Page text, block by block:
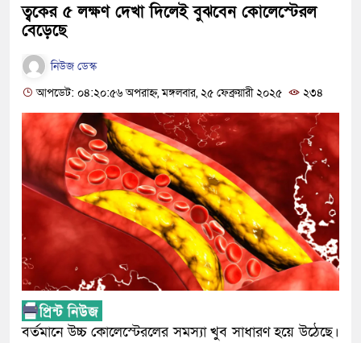
ত্বকের ৫ লক্ষণ দেখা দিলেই বুঝবেন কোলেস্টেরল
বেড়েছে
নিউজ ডেস্ক
আপডেট: ০৪:২০:৫৬ অপরাহ্ন, মঙ্গলবার, ২৫ ফেব্রুয়ারী ২০২৫
২৩৪
বর্তমানে উচ্চ কোলেস্টেরলের সমস্যা খুব সাধারণ হয়ে উঠেছে।